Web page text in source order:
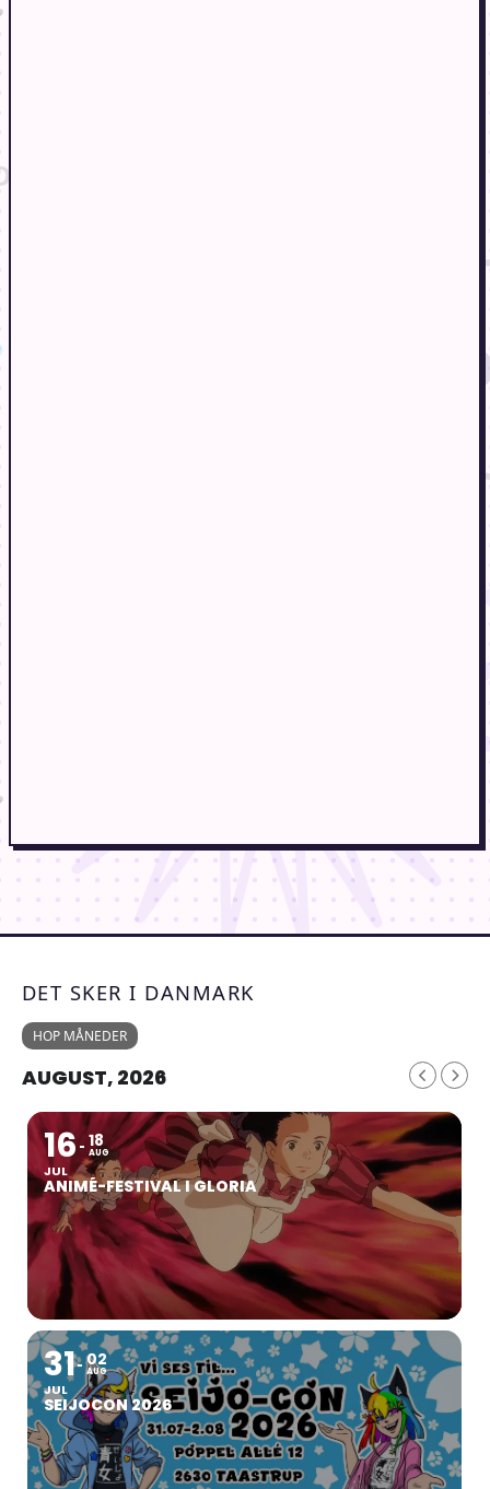
DET SKER I DANMARK
HOP MÅNEDER
AUGUST, 2026
16
JUL
18
AUG
ANIMÉ-FESTIVAL I GLORIA
31
JUL
02
AUG
SEIJOCON 2026